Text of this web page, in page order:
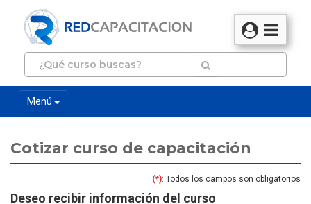
Menú
Cotizar curso de capacitación
(*): Todos los campos son obligatorios
Deseo recibir información del curso